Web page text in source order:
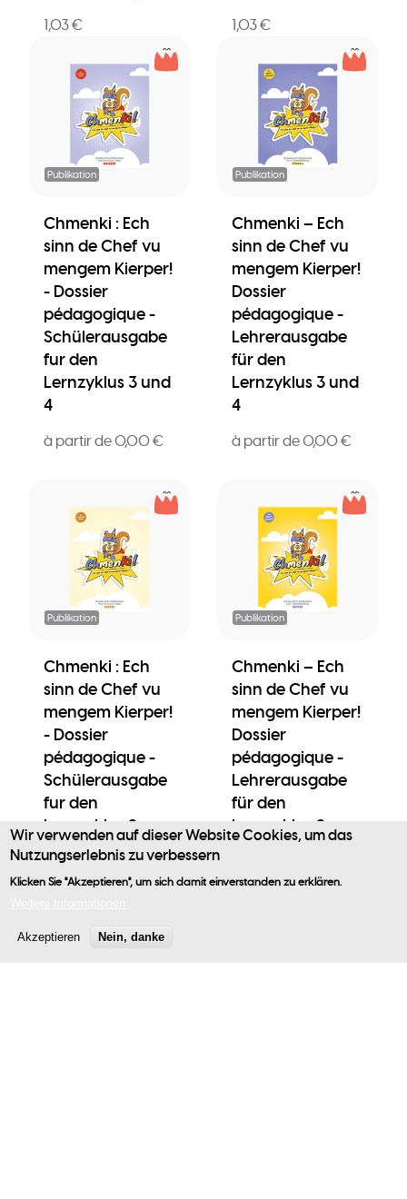
Benutzermenü
1,03 € 1,03 €
Publikation
Chmenki : Ech
sinn de Chef vu
mengem Kierper!
- Dossier
pédagogique -
Schülerausgabe
fur den
Lernzyklus 3 und
4
à partir de 0,00 €
Publikation
Chmenki – Ech
sinn de Chef vu
mengem Kierper!
Dossier
pédagogique -
Lehrerausgabe
für den
Lernzyklus 3 und
4
à partir de 0,00 €
Publikation
Chmenki : Ech
sinn de Chef vu
mengem Kierper!
- Dossier
pédagogique -
Schülerausgabe
fur den
Lernzyklus 2
à partir de 0,00 €
Publikation
Chmenki – Ech
sinn de Chef vu
mengem Kierper!
Dossier
pédagogique -
Lehrerausgabe
für den
Lernzyklus 2
Wir verwenden auf dieser Website Cookies, um das
Nutzungserlebnis zu verbessern
Klicken Sie "Akzeptieren", um sich damit einverstanden zu erklären.
Akzeptieren Nein, danke